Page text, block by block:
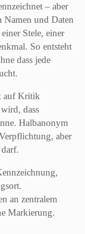
– aber
Namen und Daten
Stele, einer
So entsteht
dass jede
auf Kritik
dass
Halbanonym
aber
an zentralem
Markierung.